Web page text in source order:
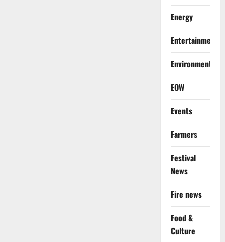
Energy
Entertainment
Environment
EOW
Events
Farmers
Festival
News
Fire news
Food &
Culture